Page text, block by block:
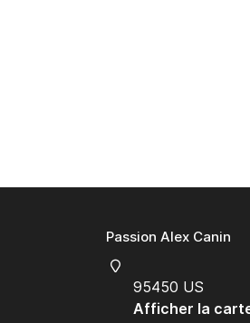
Passion Alex Canin
95450 US
Afficher la